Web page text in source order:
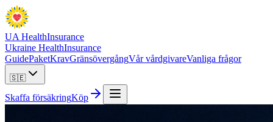
UA HealthInsurance
Ukraine HealthInsurance
GuidePaketKravGränsövergångVår vårdgivareVanliga frågor
🇸🇪
Skaffa försäkringKöp